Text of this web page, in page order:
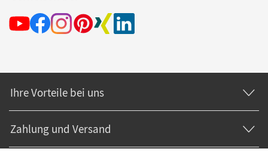
Ihre Vorteile bei uns
Zahlung und Versand